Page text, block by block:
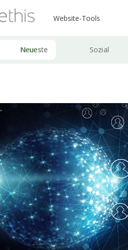
Website-Tools
Neueste Sozial